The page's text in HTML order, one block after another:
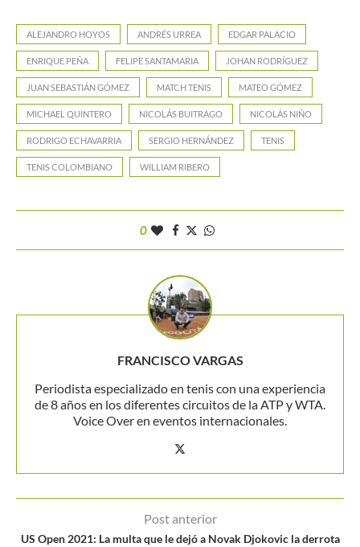
ALEJANDRO HOYOS ANDRÉS URREA EDGAR PALACIO
ENRIQUE PEÑA FELIPE SANTAMARIA JOHAN RODRÍGUEZ
JUAN SEBASTIÁN GÓMEZ MATCH TENIS MATEO GÓMEZ
MICHAEL QUINTERO NICOLÁS BUITRAGO NICOLÁS NIÑO
RODRIGO ECHAVARRIA SERGIO HERNÁNDEZ TENIS
TENIS COLOMBIANO WILLIAM RIBERO
0
FRANCISCO VARGAS
Periodista especializado en tenis con una experiencia
de 8 años en los diferentes circuitos de la ATP y WTA.
Voice Over en eventos internacionales.
Post anterior
US Open 2021: La multa que le dejó a Novak Djokovic la derrota